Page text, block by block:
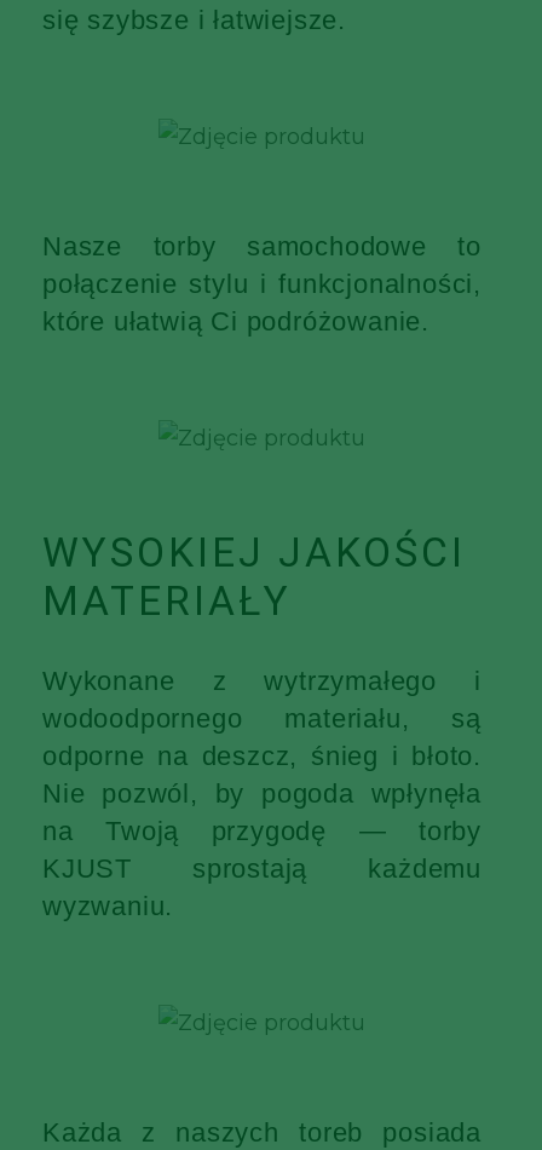
się szybsze i łatwiejsze.
Nasze torby samochodowe to
połączenie stylu i funkcjonalności,
które ułatwią Ci podróżowanie.
WYSOKIEJ JAKOŚCI
MATERIAŁY
Wykonane z wytrzymałego i
wodoodpornego materiału, są
odporne na deszcz, śnieg i błoto.
Nie pozwól, by pogoda wpłynęła
na Twoją przygodę — torby
KJUST sprostają każdemu
wyzwaniu.
Każda z naszych toreb posiada